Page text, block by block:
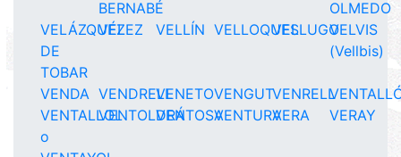
BERNABÉ
OLMEDO
VELÁZQUEZ
DE
TOBAR
VÉLEZ VELLÍN VELLOQUESVELLUGOVELVIS
(Vellbis)
VENDA VENDRELLVENETOVENGUTVENRELL
VENTALLOL
o
VENTOLDRÁVENTOSAVENTURAVERA VERAY